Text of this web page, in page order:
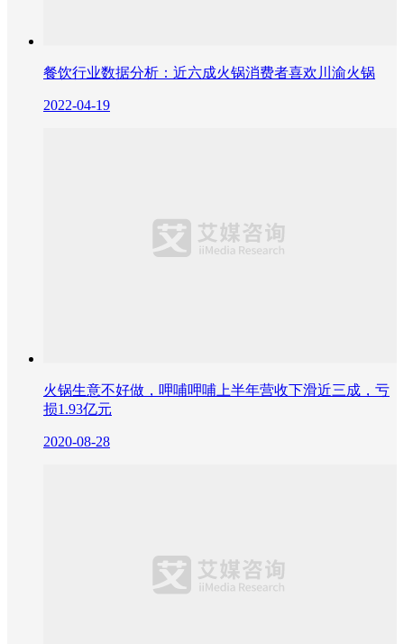
餐饮行业数据分析：近六成火锅消费者喜欢川渝火锅
2022-04-19
火锅生意不好做，呷哺呷哺上半年营收下滑近三成，亏
损1.93亿元
2020-08-28